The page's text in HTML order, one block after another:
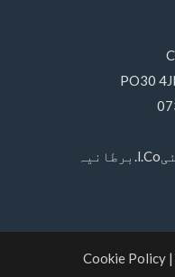
Cookie Policy |